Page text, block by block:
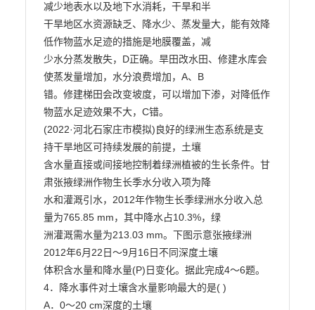
减少地表水以及地下水消耗，干旱和半
干旱地区水资源缺乏、降水少、蒸发量大，能有效降
低作物蓝水足迹的措施是地膜覆盖，减
少水分蒸发散失，D正确。旱田改水田、修建水库会
使蒸发量增加，水分浪费增加，A、B
错。修建梯田会改变坡度，可以增加下渗，对降低作
物蓝水足迹效果不大，C错。
(2022·河北石家庄市模拟)良好的绿洲生态系统是支
持干旱地区可持续发展的前提，土壤
含水量直接或间接地控制着绿洲植被的生长条件。甘
肃张掖绿洲作物生长季水分收入项为降
水和灌溉引水，2012年作物生长季绿洲水分收入总
量为765.85 mm，其中降水占10.3%，绿
洲灌溉需水量为213.03 mm。下图示意张掖绿洲
2012年6月22日～9月16日不同深度土壤
体积含水量和降水量(P)日变化。据此完成4～6题。
4．降水事件对土壤含水量影响最大的是( )
A．0～20 cm深度的土壤